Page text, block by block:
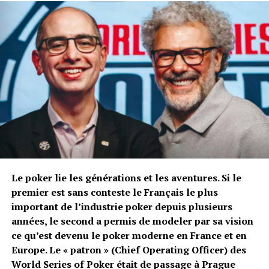
table ?
N° 2,3,7 et 8 : les sièges d’où on peut tout voir sans
avoir à tourner la tête.
Quelle musique écoutez-vous pendant un tournoi ?
J’évite la musique depuis quelque temps, de manière à
mieux me concentrer sur toutes les infos et bruits de la
table.
Sinon : musiques de films, Sinatra, Ella Fitzgerald,
variété française, musique classique.
Patrik Antonius pour sa « présence » et Tom Dwan pour
son génie.
Quel est votre sportif préféré ?
« All Time »: Muhammad Ali.
Aujourd’hui: Roger Federer.
Le poker lie les générations et les aventures. Si le
premier est sans conteste le Français le plus
important de l’industrie poker depuis plusieurs
années, le second a permis de modeler par sa vision
ce qu’est devenu le poker moderne en France et en
Europe. Le « patron » (Chief Operating Officer) des
World Series of Poker était de passage à Prague